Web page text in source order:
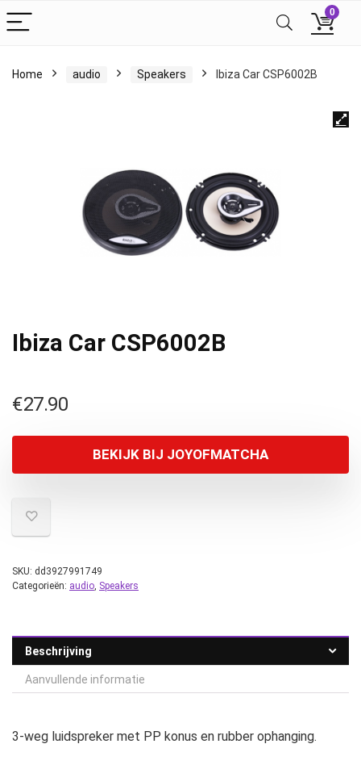
0
Home audio Speakers Ibiza Car CSP6002B
Ibiza Car CSP6002B
€27.90
BEKIJK BIJ JOYOFMATCHA
SKU: dd3927991749
Categorieën: audio, Speakers
Beschrijving
Aanvullende informatie
3-weg luidspreker met PP konus en rubber ophanging.